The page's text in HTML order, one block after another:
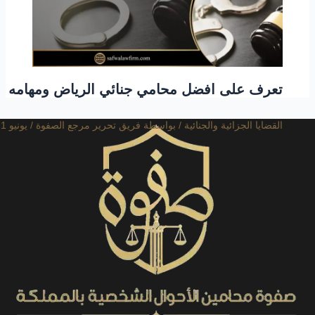
تعرف على افضل محامي جنائي الرياض ومهامه
القضايا الجزائية والجنائية / بواسطة فريق تحرير مرجع الصفوة / يونيو 1, 2024